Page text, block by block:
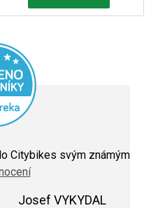
Citybikes svým známým
Josef VYKYDAL